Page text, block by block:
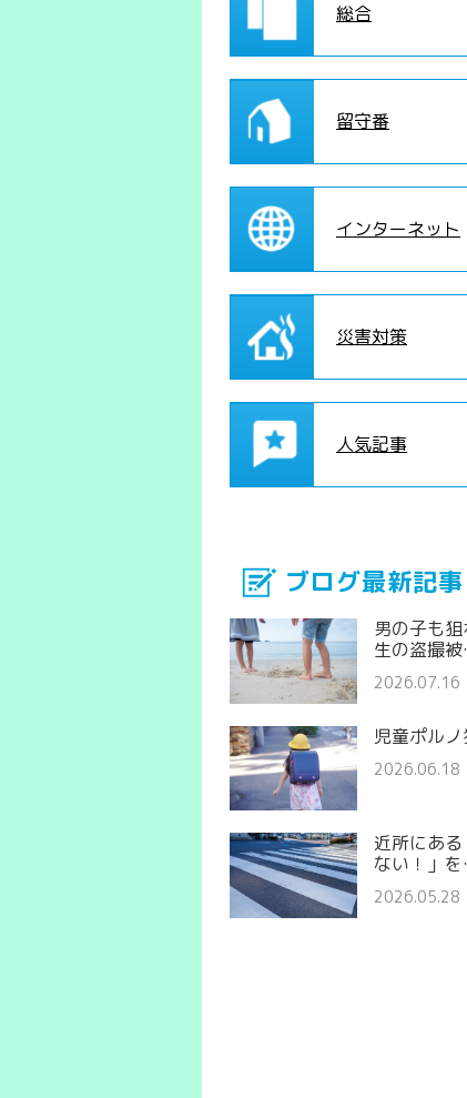
総合
留守番
インターネット
災害対策
人気記事
ブログ最新記事
男の子も
生の盗撮
2026.07.16
児童ポル
2026.06.18
近所にあ
ない！」
2026.05.28